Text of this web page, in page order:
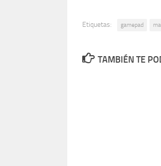
Etiquetas: gamepad
TAMBIÉN TE